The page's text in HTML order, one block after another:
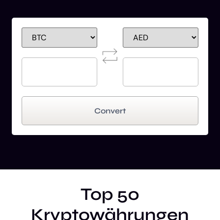
Convert
Top 50
Kryptowährungen